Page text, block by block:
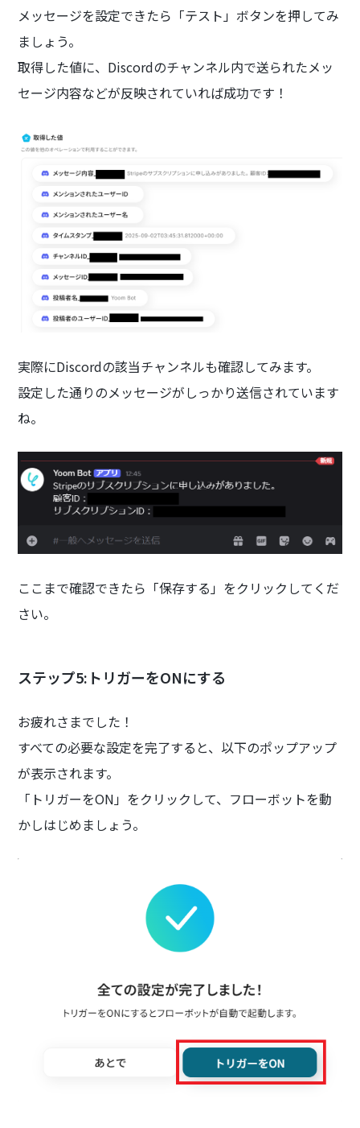
メッセージを設定できたら「テスト」ボタンを押してみ
ましょう。
取得した値に、Discordのチャンネル内で送られたメッ
セージ内容などが反映されていれば成功です！
実際にDiscordの該当チャンネルも確認してみます。
設定した通りのメッセージがしっかり送信されています
ね。
ここまで確認できたら「保存する」をクリックしてくだ
さい。
ステップ5:トリガーをONにする
お疲れさまでした！
すべての必要な設定を完了すると、以下のポップアップ
が表示されます。
「トリガーをON」をクリックして、フローボットを動
かしはじめましょう。